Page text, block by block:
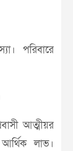
পরিবারে
আত্মীয়র
লাভ।